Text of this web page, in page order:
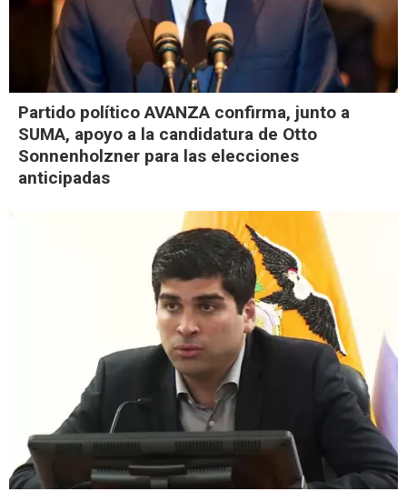
Partido político AVANZA confirma, junto a
SUMA, apoyo a la candidatura de Otto
Sonnenholzner para las elecciones
anticipadas